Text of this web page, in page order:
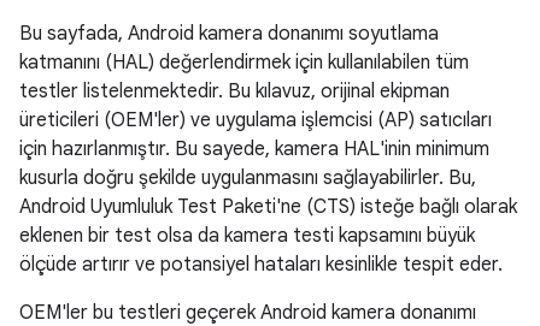
Bu sayfada, Android kamera donanımı soyutlama
katmanını (HAL) değerlendirmek için kullanılabilen tüm
testler listelenmektedir. Bu kılavuz, orijinal ekipman
üreticileri (OEM'ler) ve uygulama işlemcisi (AP) satıcıları
için hazırlanmıştır. Bu sayede, kamera HAL'inin minimum
kusurla doğru şekilde uygulanmasını sağlayabilirler. Bu,
Android Uyumluluk Test Paketi'ne (CTS) isteğe bağlı olarak
eklenen bir test olsa da kamera testi kapsamını büyük
ölçüde artırır ve potansiyel hataları kesinlikle tespit eder.
OEM'ler bu testleri geçerek Android kamera donanımı